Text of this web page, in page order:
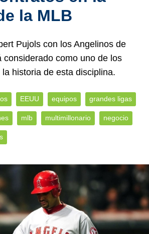
la MLB
Pujols con los Angelinos de
considerado como uno de los
historia de esta disciplina.
EEUU equipos grandes ligas
mlb multimillonario negocio